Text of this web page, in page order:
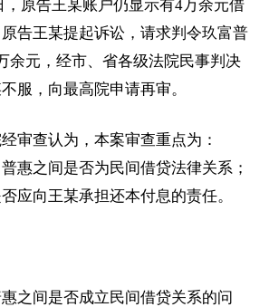
，原告王某账户仍显示有4万余元借
告王某提起诉讼，请求判令玖富普
余元，经市、省各级法院民事判决
服，向最高院申请再审。
审查认为，本案审查重点为：
惠之间是否为民间借贷法律关系；
应向王某承担还本付息的责任。
之间是否成立民间借贷关系的问